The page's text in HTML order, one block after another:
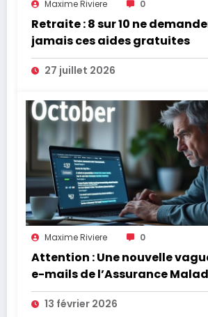
Maxime Riviere 0
Retraite : 8 sur 10 ne
jamais ces aides gratuites
27 juillet 2026
Maxime Riviere 0
Attention : Une nouvelle
e-mails de l’Assurance
menace la couverture de vos
santé
13 février 2026